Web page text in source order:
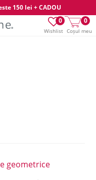
150 lei + CADOU
Wishlist
0
Coșul meu
0